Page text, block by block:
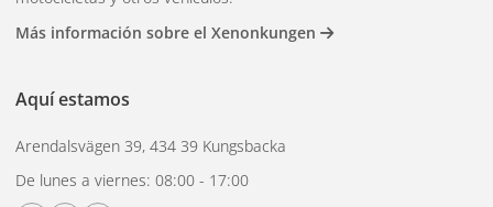
Instalación
Las rampas OSRAM LEDriving se montan con soportes
atornillables estándar y requieren una
relépara conexión. Los modelos compactos se adaptan a
Más información sobre el Xenonkungen
Aquí estamos
Arendalsvägen 39, 434 39 Kungsbacka
De lunes a viernes: 08:00 - 17:00